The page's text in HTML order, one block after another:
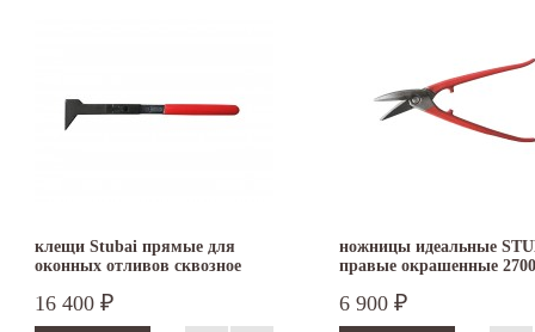
клещи Stubai прямые для
оконных отливов сквозное
16 400 ₽
ножницы идеальные
правые окрашенные
6 900 ₽